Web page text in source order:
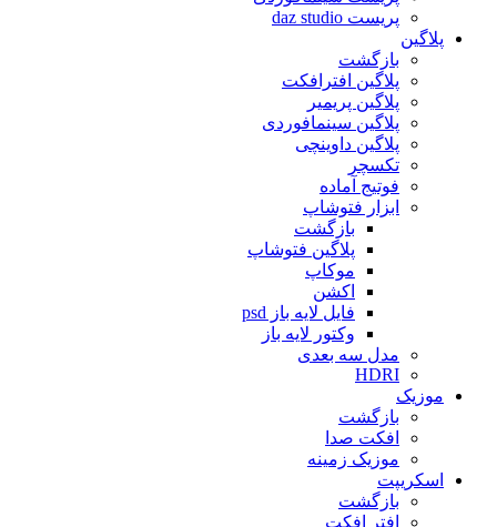
پریست daz studio
پلاگین
بازگشت
پلاگین افترافکت
پلاگین پریمیر
پلاگین سینمافوردی
پلاگین داوینچی
تکسچر
فوتیج آماده
ابزار فتوشاپ
بازگشت
پلاگین فتوشاپ
موکاپ
اکشن
فایل لایه باز psd
وکتور لایه باز
مدل سه بعدی
HDRI
موزیک
بازگشت
افکت صدا
موزیک زمینه
اسکریپت
بازگشت
افتر افکت